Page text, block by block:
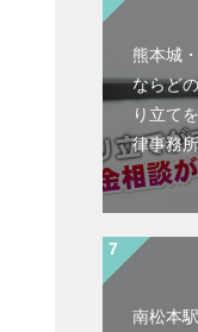
熊本城
ならど
り立て
律事務
南松本